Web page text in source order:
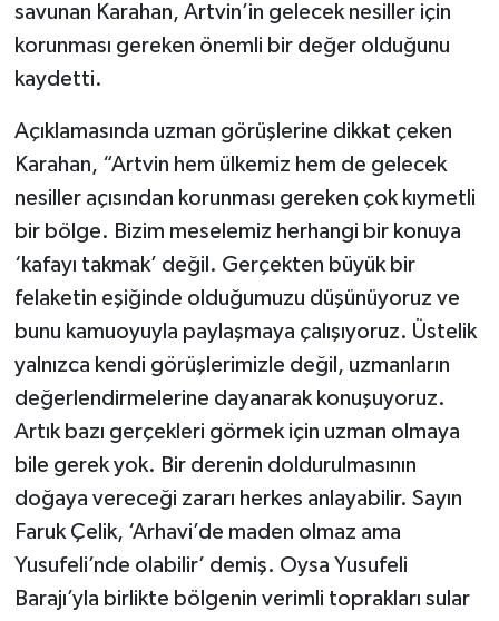
savunan Karahan, Artvin’in gelecek nesiller için
korunması gereken önemli bir değer olduğunu
kaydetti.
Açıklamasında uzman görüşlerine dikkat çeken
Karahan, “Artvin hem ülkemiz hem de gelecek
nesiller açısından korunması gereken çok kıymetli
bir bölge. Bizim meselemiz herhangi bir konuya
‘kafayı takmak’ değil. Gerçekten büyük bir
felaketin eşiğinde olduğumuzu düşünüyoruz ve
bunu kamuoyuyla paylaşmaya çalışıyoruz. Üstelik
yalnızca kendi görüşlerimizle değil, uzmanların
değerlendirmelerine dayanarak konuşuyoruz.
Artık bazı gerçekleri görmek için uzman olmaya
bile gerek yok. Bir derenin doldurulmasının
doğaya vereceği zararı herkes anlayabilir. Sayın
Faruk Çelik, ‘Arhavi’de maden olmaz ama
Yusufeli’nde olabilir’ demiş. Oysa Yusufeli
Barajı’yla birlikte bölgenin verimli toprakları sular